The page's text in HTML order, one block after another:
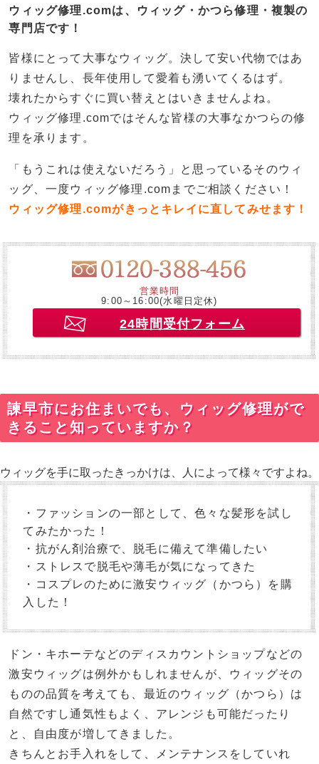
ウィッグ修理.comは、ウィッグ・かつら修理・複製の
専門店です！
皆様にとって大事なウィッグ。決して安い代物ではあ
りませんし、長年使用して愛着も湧いてくるはず。
壊れたからすぐに買い替えとはいきませんよね。
ウィッグ修理.comではそんな皆様の大事なかつらの修
理を承ります。
「もうこれは使えないだろう」と思っているそのウィ
ッグ、一度ウィッグ修理.comまでご相談ください！
ウィッグ修理.comがきっとキレイに直してみせます！
営業時間
9:00～16:00(水曜日定休)
24時間受付フォーム
諫早市にお住まいでも、ウィッグ修理がで
きること知っていますか？
ウィッグを手に取ったきっかけは、人によって様々ですよね。
・ファッションの一部として、色々な髪形を試し
てみたかった！
・抗がん剤治療で、脱毛に備えて準備したい
・ストレスで脱毛や薄毛が気になってきた
・コスプレのために激安ウィッグ（かつら）を購
入した！
ドン・キホーテなどのディスカウントショップなどの
激安ウィッグは例外かもしれませんが、ウィッグその
ものの品質を考えても、最近のウィッグ（かつら）は
自然ですし通気性もよく、アレンジも可能だったり
と、自由度が増してきました。
きちんとお手入れをして、メンテナンスをしていれ